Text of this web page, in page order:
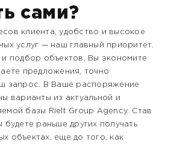
сами?
клиента, удобство и высокое
услуг — наш главный приоритет.
подбор объектов, Вы экономите
предложения, точно
запрос. В Ваше распоряжение
варианты из актуальной и
базы Rielt Group Agency. Став
раньше других получать
объектах, еще до того, как